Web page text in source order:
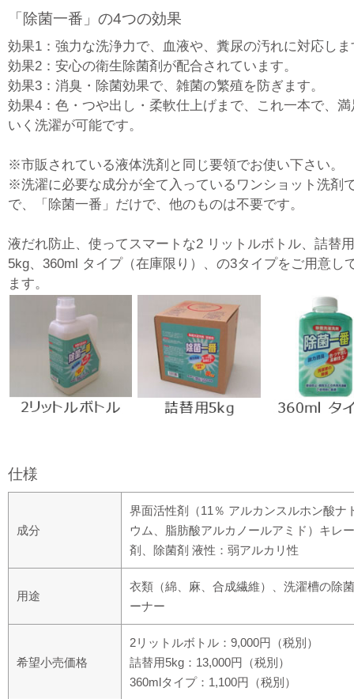
「除菌一番」の4つの効果
効果1：強力な洗浄力で、血液や、糞尿の汚れに対応しま
効果2：安心の衛生除菌剤が配合されています。
効果3：消臭・除菌効果で、雑菌の繁殖を防ぎます。
効果4：色・つや出し・柔軟仕上げまで、これ一本で、満
いく洗濯が可能です。
※市販されている液体洗剤と同じ要領でお使い下さい。
※洗濯に必要な成分が全て入っているワンショット洗剤
で、「除菌一番」だけで、他のものは不要です。
液だれ防止、使ってスマートな2 リットルボトル、詰替用
5kg、360ml タイプ（在庫限り）、の3タイプをご用意し
ます。
仕様
成分
界面活性剤（11％ アルカンスルホン酸ナ
ウム、脂肪酸アルカノールアミド）キレ
剤、除菌剤 液性：弱アルカリ性
用途
衣類（綿、麻、合成繊維）、洗濯槽の除
ーナー
希望小売価格
2リットルボトル：9,000円（税別）
詰替用5kg：13,000円（税別）
360mlタイプ：1,100円（税別）